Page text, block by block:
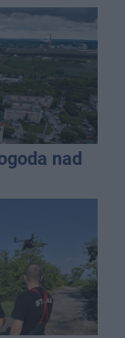
nad